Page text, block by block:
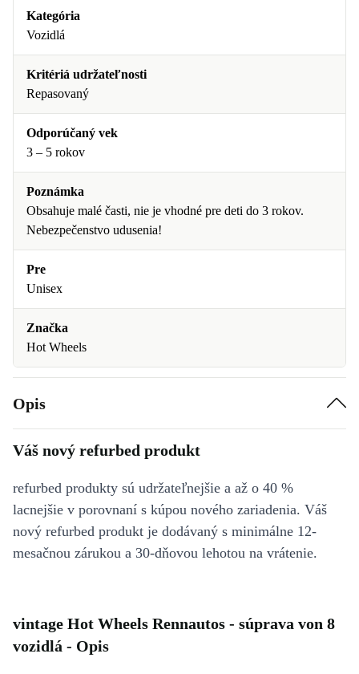
Kategória
Vozidlá
Kritériá udržateľnosti
Repasovaný
Odporúčaný vek
3 – 5 rokov
Poznámka
Obsahuje malé časti, nie je vhodné pre deti do 3 rokov.
Nebezpečenstvo udusenia!
Pre
Unisex
Značka
Hot Wheels
Opis
Váš nový refurbed produkt
refurbed produkty sú udržateľnejšie a až o 40 %
lacnejšie v porovnaní s kúpou nového zariadenia. Váš
nový refurbed produkt je dodávaný s minimálne 12-
mesačnou zárukou a 30-dňovou lehotou na vrátenie.
vintage Hot Wheels Rennautos - súprava von 8
vozidlá - Opis